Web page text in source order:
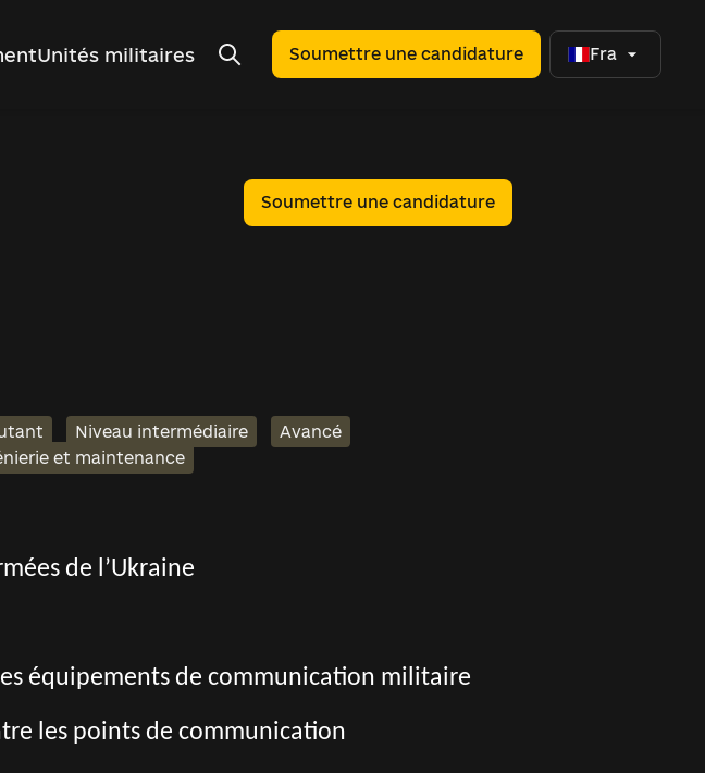
Unités militaires Soumettre une candidature Fra
Soumettre une candidature
Niveau intermédiaire
Avancé
et maintenance
de l’Ukraine
équipements de communication militaire
les points de communication